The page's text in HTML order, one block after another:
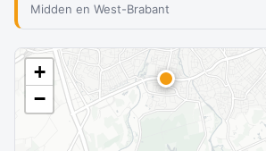
Midden en West-Brabant
+
−